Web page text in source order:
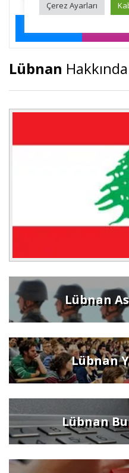
Lübnan Hakkında
Lübnan
Lübnan
Lübnan